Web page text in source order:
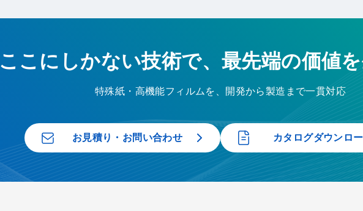
ここにしかない技術で、最先端の価値
特殊紙・高機能フィルムを、開発から製造まで一貫対応
お見積り・お問い合わせ カタログダウンロ